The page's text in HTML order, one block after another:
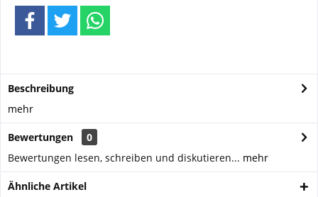
Beschreibung
mehr
Bewertungen
0
Bewertungen lesen, schreiben und diskutieren... mehr
Ähnliche Artikel